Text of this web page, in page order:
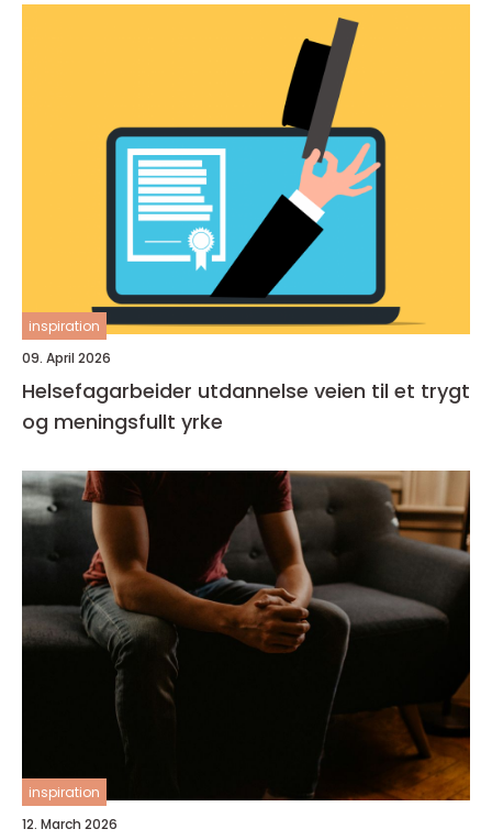
inspiration
09. April 2026
Helsefagarbeider utdannelse veien til et trygt
og meningsfullt yrke
inspiration
12. March 2026